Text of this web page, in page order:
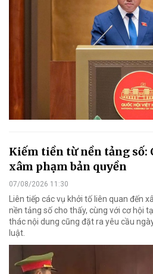
Kiếm tiền từ nền tảng số:
xâm phạm bản quyền
07/08/2026 11:30
Liên tiếp các vụ khởi tố liên quan đến
nền tảng số cho thấy, cùng với cơ hội
thác nội dung cũng đặt ra yêu cầu
luật.